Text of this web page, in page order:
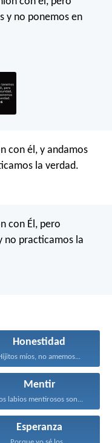
y no ponemos en
con él, y andamos
la verdad.
con Él, pero
no practicamos la
Honestidad
míos, no amemos...
Mentir
labios mentirosos son...
Esperanza